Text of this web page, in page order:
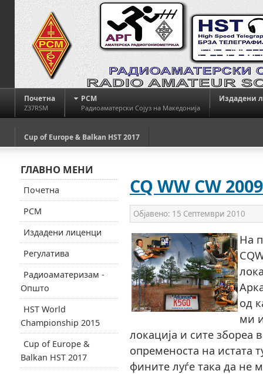
Почетна
Z37RSM
РСМ
Радиоаматерски Сојуз на Македонија
Издадени
Cup of Europe & Balkan HST 2017
CQ WW CW
Објавено: 15 Септември 2010
На
од
ми
локација и сите збореа
опременоста на истата
фините луѓе така да не
ГЛАВНО МЕНИ
Почетна
РСМ
Издадени лиценци
Регулатива
Радиоаматеризам -
Општо
HST World
Championship 2015
Cup of Europe &
Balkan HST 2017